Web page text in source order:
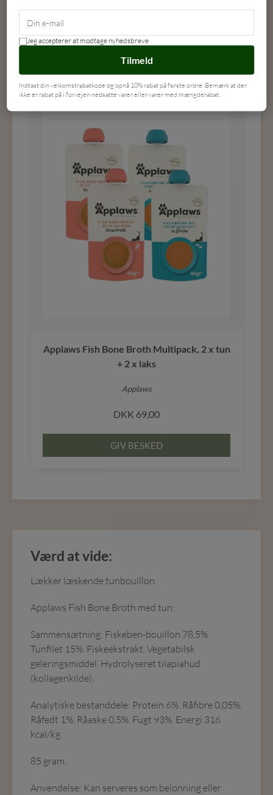
LÆG I KURV
Applaws Fish Bone Broth Multipack, 2 x tun
+ 2 x laks
Applaws
DKK 69,00
GIV BESKED
Værd at vide:
Lækker læskende tunbouillon.
Applaws Fish Bone Broth med tun:
Sammensætning: Fiskeben-bouillon 78,5%.
Tunfilet 15%. Fiskeekstrakt. Vegetabilsk
geleringsmiddel. Hydrolyseret tilapiahud
(kollagenkilde).
Analytiske bestanddele: Protein 6%. Råfibre 0,05%.
Råfedt 1%. Råaske 0,5%. Fugt 93%. Energi 316
kcal/kg.
85 gram.
Anvendelse: Kan serveres som belønning eller
Jeg accepterer at modtage nyhedsbreve
Tilmeld
Indtast din velkomstrabatkode og opnå 10% rabat på første ordre. Bemærk at der
ikke er rabat på i forvejen nedsatte varer eller varer med mængderabat.